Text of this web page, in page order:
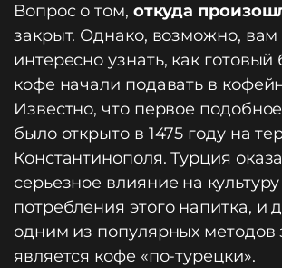
Вопрос о том, откуда
закрыт. Однако, возможно, вам
интересно узнать, как
кофе начали подавать в
Известно, что первое
было открыто в 1475 году на
Константинополя. Турция
серьезное влияние на культуру
потребления этого напитка, и
одним из популярных методов
является кофе «по-турецки».